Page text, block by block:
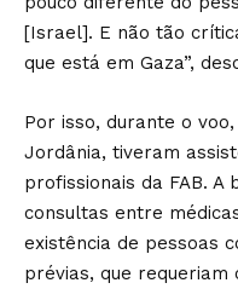
[Israel]. E não tão
que está em Gaza”,
Por isso, durante o
Jordânia, tiveram
profissionais da FAB. A
consultas entre
existência de pessoas
prévias, que requeriam